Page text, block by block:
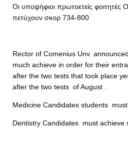
Οι υποψήφιοι πρωτοετείς φοιτητές
πετύχουν σκορ 734-800
Rector of Comenius Unv.
much achieve in order for their
after the two tests that took place
after the two tests of August .
Medicine Candidates students
Dentistry Candidates must achieve